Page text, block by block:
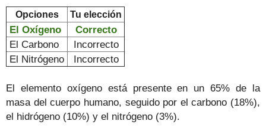
Opciones Tu elección
El Oxígeno
Correcto
El Carbono
Incorrecto
El Nitrógeno
Incorrecto
El elemento oxígeno está presente en un 65% de la
masa del cuerpo humano, seguido por el carbono (18%),
el hidrógeno (10%) y el nitrógeno (3%).